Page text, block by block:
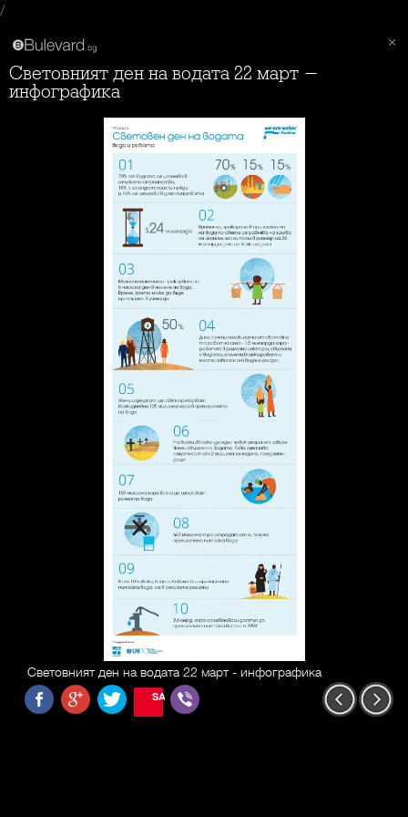
/
Световният ден на водата 22 март -
инфографика
Световният ден на водата 22 март - инфографика
SAVE